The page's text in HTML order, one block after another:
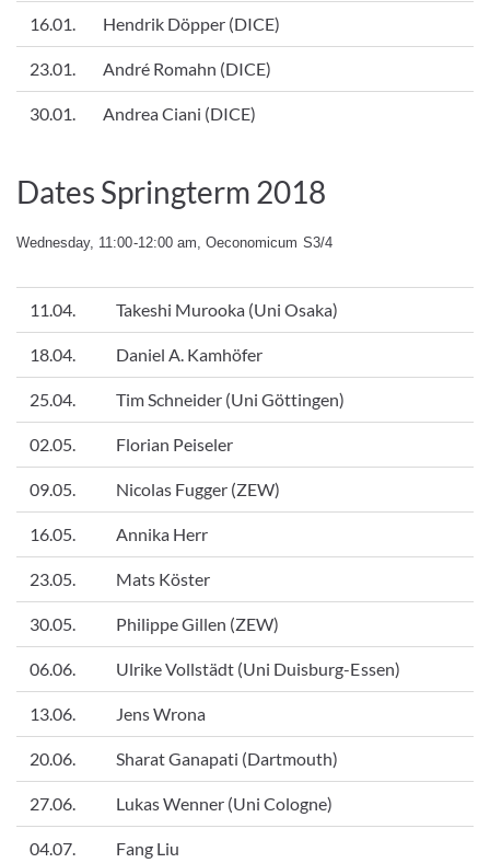
16.01. Hendrik Döpper (DICE)
23.01. André Romahn (DICE)
30.01. Andrea Ciani (DICE)
Dates Springterm 2018
Wednesday, 11:00-12:00 am, Oeconomicum S3/4
11.04. Takeshi Murooka (Uni Osaka)
18.04. Daniel A. Kamhöfer
25.04. Tim Schneider (Uni Göttingen)
02.05. Florian Peiseler
09.05. Nicolas Fugger (ZEW)
16.05. Annika Herr
23.05. Mats Köster
30.05. Philippe Gillen (ZEW)
06.06. Ulrike Vollstädt (Uni Duisburg-Essen)
13.06. Jens Wrona
20.06. Sharat Ganapati (Dartmouth)
27.06. Lukas Wenner (Uni Cologne)
04.07. Fang Liu